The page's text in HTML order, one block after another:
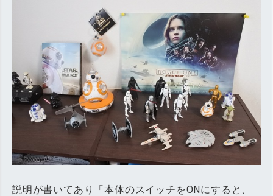
説明が書いてあり「本体のスイッチをONにすると、